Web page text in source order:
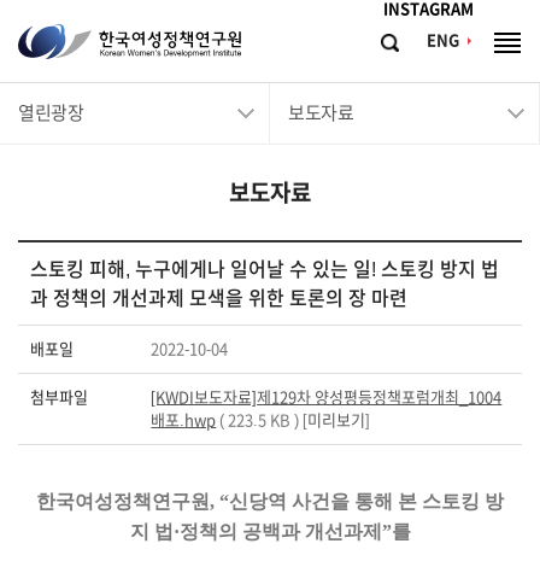
INSTAGRAM
ENG
한
국
여
연
구
원
Korean
Women's
Development
Institute
검
체
열린광장 보도자료
보도자료
스토킹 피해, 누구에게나 일어날 수 있는 일! 스토킹 방지 법
과 정책의 개선과제 모색을 위한 토론의 장 마련
배포일 2022-10-04
첨부파일
[KWDI보도자료]제129차 양성평등정책포럼개최_1004
배포.hwp ( 223.5 KB ) [미리보기]
한국여성정책연구원, “신당역 사건을 통해 본 스토킹 방
지 법 ·정책의 공백과 개선과제 ”를